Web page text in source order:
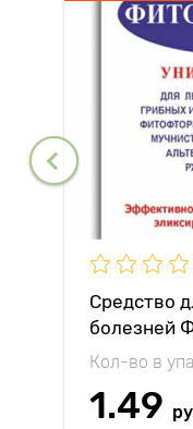
Средство
болезней
Кол-во в
1.49